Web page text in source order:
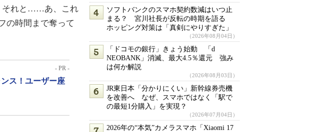
それと……あ、これ
の時間まで奪って
- PR -
ス！ユーザー座
ソフトバンクのスマホ契約数減はいつ止
まる？ 宮川社長が反転の時期を語る
ホッピング対策は「真剣にやりすぎた」
（2026年08月04日）
「ドコモの銀行」きょう始動 「d
NEOBANK」消滅、最大4.5％還元 強み
は何か解説
（2026年08月03日）
JR東日本「分かりにくい」新幹線券売機
を改善へ なぜ、スマホではなく「駅で
の最短1分購入」を実現？
（2026年07月04日）
2026年の“本気”カメラスマホ「Xiaomi 17